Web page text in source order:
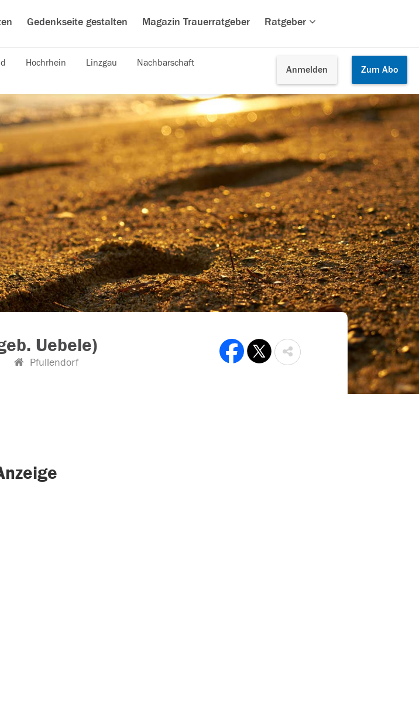
Gedenkseite gestalten Magazin Trauerratgeber Ratgeber
Anmelden Zum Abo
Hochrhein Linzgau Nachbarschaft
Uebele)
Pfullendorf